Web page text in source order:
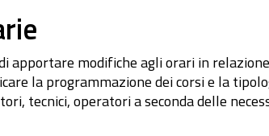
apportare modifiche agli orari in
la programmazione dei corsi e la
tecnici, operatori a seconda delle